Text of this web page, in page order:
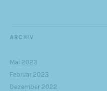
ARCHIV
Mai 2023
Februar 2023
Dezember 2022